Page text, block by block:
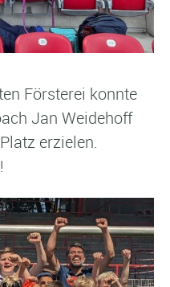
Försterei konnte
Jan Weidehoff
erzielen.